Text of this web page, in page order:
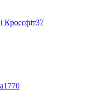
Кроссфіт37
1770